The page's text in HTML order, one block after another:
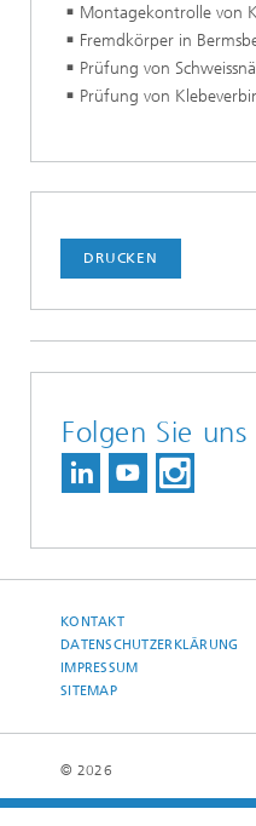
Montagekontrolle von
Fremdkörper in
Prüfung von
Prüfung von
DRUCKEN
Folgen Sie uns
KONTAKT
DATENSCHUTZERKLÄRUNG
IMPRESSUM
SITEMAP
© 2026